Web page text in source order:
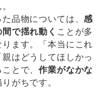
品物については、感
で揺れ動く ことが多
ます。「本当にこれ
はどうしてほしかっ
ことで、作業がなかな
がちです。